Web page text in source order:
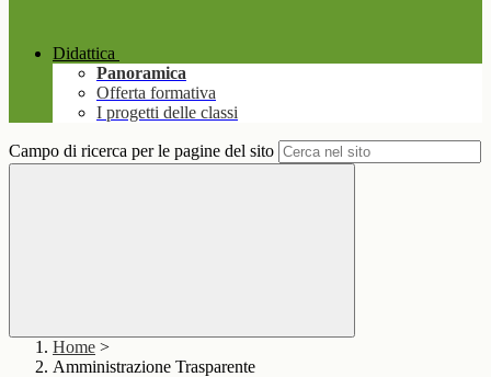
Didattica
Panoramica
Offerta formativa
I progetti delle classi
Campo di ricerca per le pagine del sito
Home >
Amministrazione Trasparente